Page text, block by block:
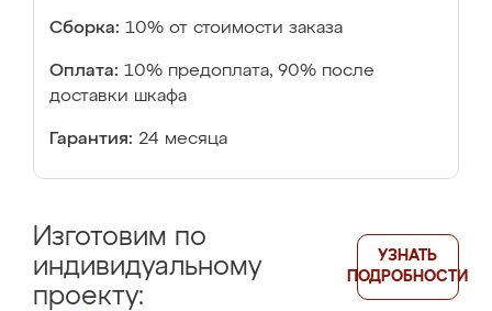
Сборка: 10% от стоимости заказа
Оплата: 10% предоплата, 90% после
доставки шкафа
Гарантия: 24 месяца
Изготовим по
индивидуальному
проекту:
УЗНАТЬ
ПОДРОБНОСТИ